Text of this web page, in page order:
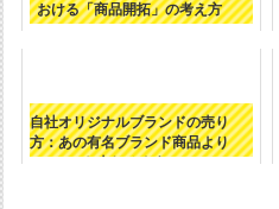
おける「商品開拓」の考え方
自社オリジナルブランドの売り
方：あの有名ブランド商品より